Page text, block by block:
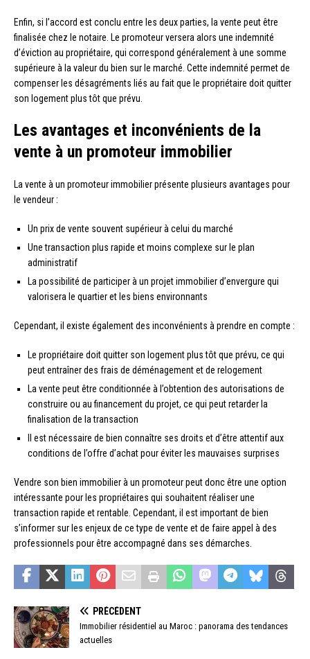
Enfin, si l’accord est conclu entre les deux parties, la vente peut être
finalisée chez le notaire. Le promoteur versera alors une indemnité
d’éviction au propriétaire, qui correspond généralement à une somme
supérieure à la valeur du bien sur le marché. Cette indemnité permet de
compenser les désagréments liés au fait que le propriétaire doit quitter
son logement plus tôt que prévu.
Les avantages et inconvénients de la
vente à un promoteur immobilier
La vente à un promoteur immobilier présente plusieurs avantages pour
le vendeur :
Un prix de vente souvent supérieur à celui du marché
Une transaction plus rapide et moins complexe sur le plan
administratif
La possibilité de participer à un projet immobilier d’envergure qui
valorisera le quartier et les biens environnants
Cependant, il existe également des inconvénients à prendre en compte :
Le propriétaire doit quitter son logement plus tôt que prévu, ce qui
peut entraîner des frais de déménagement et de relogement
La vente peut être conditionnée à l’obtention des autorisations de
construire ou au financement du projet, ce qui peut retarder la
finalisation de la transaction
Il est nécessaire de bien connaître ses droits et d’être attentif aux
conditions de l’offre d’achat pour éviter les mauvaises surprises
Vendre son bien immobilier à un promoteur peut donc être une option
intéressante pour les propriétaires qui souhaitent réaliser une
transaction rapide et rentable. Cependant, il est important de bien
s’informer sur les enjeux de ce type de vente et de faire appel à des
professionnels pour être accompagné dans ses démarches.
PRÉCÉDENT
Immobilier résidentiel au Maroc : panorama des tendances
actuelles